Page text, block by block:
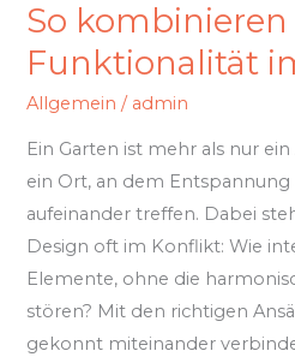
So kombinieren
Funktionalität
Allgemein / admin
Ein Garten ist mehr als nur
ein Ort, an dem
aufeinander treffen. Dabei
Design oft im Konflikt: Wie
Elemente, ohne die
stören? Mit den richtigen
gekonnt miteinander